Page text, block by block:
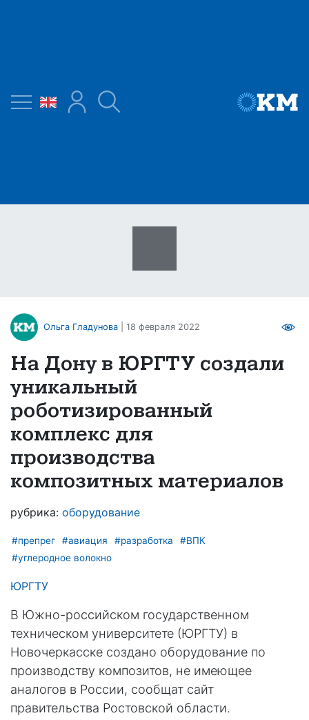
Ольга Гладунова | 18 февраля 2022
На Дону в ЮРГТУ создали
уникальный
роботизированный
комплекс для
производства
композитных материалов
рубрика: оборудование
#препрег #авиация #разработка
#ВПК
#углеродное волокно
ЮРГТУ
В Южно-российском государственном
техническом университете (ЮРГТУ) в
Новочеркасске создано оборудование по
производству композитов, не имеющее
аналогов в России, сообщат сайт
правительства Ростовской области.